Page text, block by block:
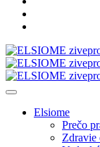
Elsiome
Prečo
Zdravie